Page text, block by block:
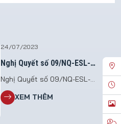
24/07/2023
Nghị Quyết số 09/NQ-ESL-
Nghị Quyết số 09/NQ-ESL-
HĐQT.23 Vv giao nhiệm vụ điều
hành Công ty Cổ phần Tiếp vận
XEM THÊM